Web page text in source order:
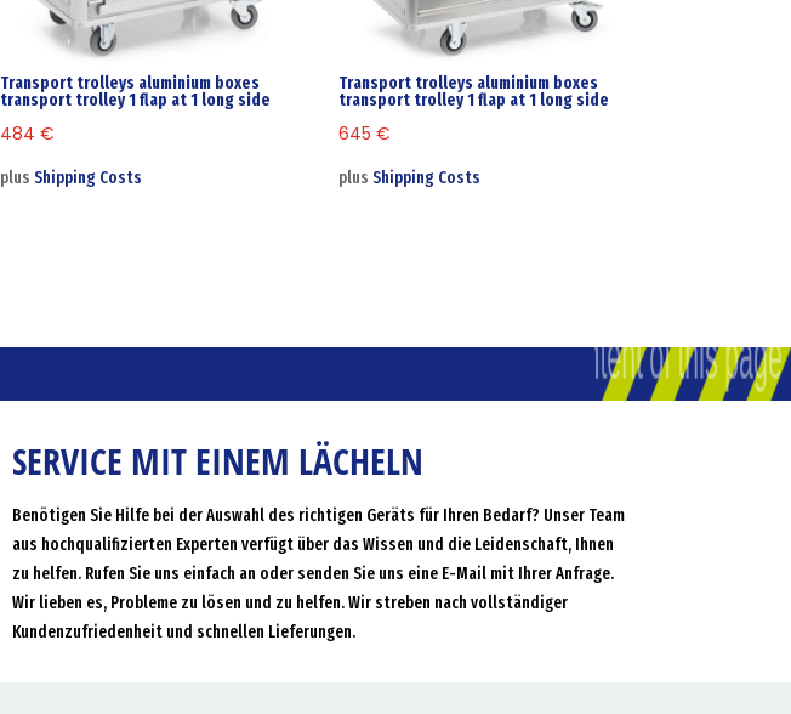
Transport trolleys aluminium boxes
transport trolley 1 flap at 1 long side
484€
plusShipping Costs
Transport trolleys aluminium boxes
transport trolley 1 flap at 1 long side
645€
plusShipping Costs
SERVICE MIT EINEM LÄCHELN
Benötigen Sie Hilfe bei der Auswahl des richtigen Geräts für Ihren Bedarf? Unser Team
aus hochqualifizierten Experten verfügt über das Wissen und die Leidenschaft, Ihnen
zu helfen. Rufen Sie uns einfach an oder senden Sie uns eine E-Mail mit Ihrer Anfrage.
Wir lieben es, Probleme zu lösen und zu helfen. Wir streben nach vollständiger
Kundenzufriedenheit und schnellen Lieferungen.